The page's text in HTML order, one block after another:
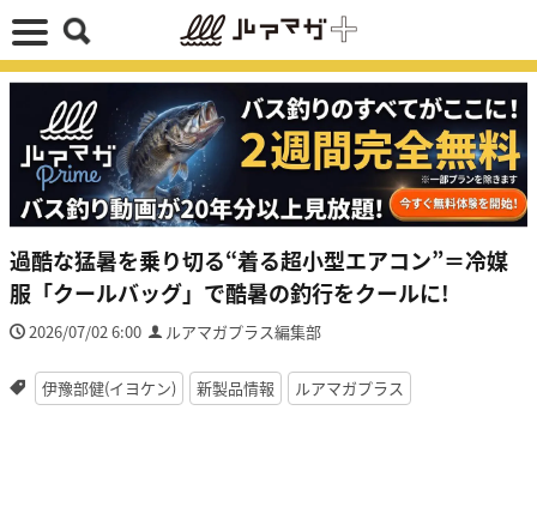
過酷な猛暑を乗り切る“着る超小型エアコン”＝冷媒
服「クールバッグ」で酷暑の釣行をクールに!
2026/07/02 6:00 ルアマガプラス編集部
伊豫部健(イヨケン) 新製品情報 ルアマガプラス